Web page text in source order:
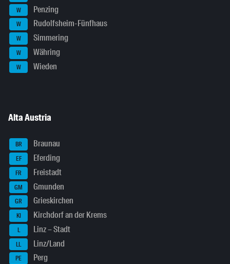
W Penzing
W Rudolfsheim-Fünfhaus
W Simmering
W Währing
W Wieden
Alta Austria
BR Braunau
EF Eferding
FR Freistadt
GM Gmunden
GR Grieskirchen
KI Kirchdorf an der Krems
L Linz – Stadt
LL Linz/Land
PE Perg